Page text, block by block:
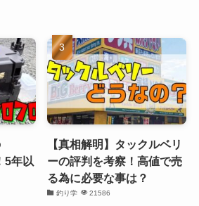
5年以
【真相解明】タックルベリ
ーの評判を考察！高値で売
る為に必要な事は？
釣り学 21586